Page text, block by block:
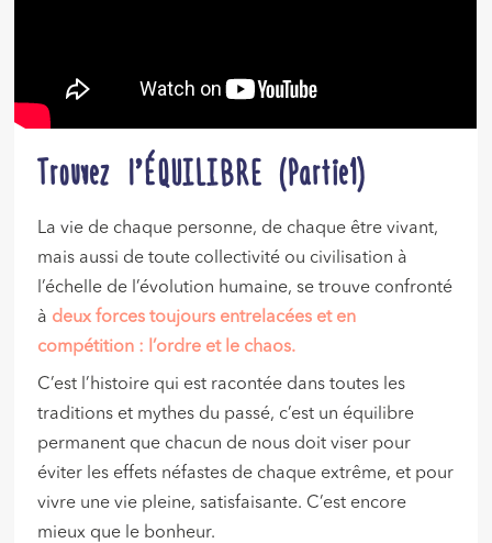
Trouvez l’ÉQUILIBRE (Partie1)
La vie de chaque personne, de chaque être vivant,
mais aussi de toute collectivité ou civilisation à
l’échelle de l’évolution humaine, se trouve confronté
à deux forces toujours entrelacées et en
compétition : l’ordre et le chaos.
C’est l’histoire qui est racontée dans toutes les
traditions et mythes du passé, c’est un équilibre
permanent que chacun de nous doit viser pour
éviter les effets néfastes de chaque extrême, et pour
vivre une vie pleine, satisfaisante. C’est encore
mieux que le bonheur.